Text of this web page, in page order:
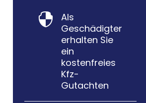

Als
Geschädigter
erhalten Sie
ein
kostenfreies
Kfz-
Gutachten